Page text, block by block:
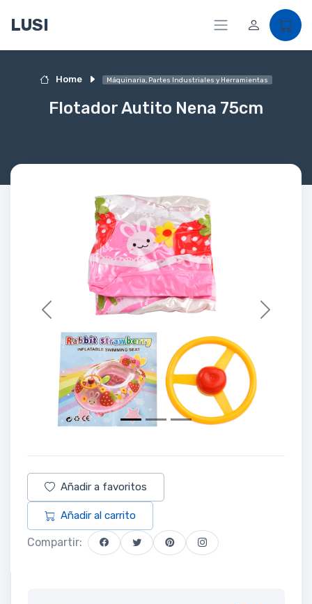
LUSI
Home Máquinaria, Partes Industriales y Herramientas
Flotador Autito Nena 75cm
Previous Next
Añadir a favoritos
Añadir al carrito
Compartir: